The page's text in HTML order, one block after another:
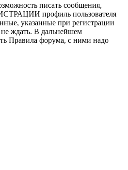
писать сообщения,
профиль пользователя
указанные при регистрации
ждать. В дальнейшем
Правила форума, с ними надо